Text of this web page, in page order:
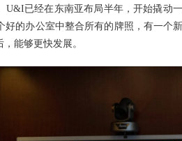
U&I已经在东南亚布局半年，开始撬动
的办公室中整合所有的牌照，有一个
能够更快发展。